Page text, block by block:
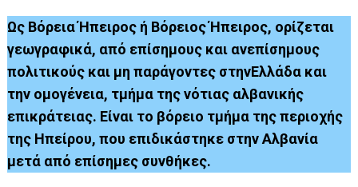
Ως Βόρεια Ήπειρος ή Βόρειος Ήπειρος, ορίζεται
γεωγραφικά, από επίσημους και ανεπίσημους
πολιτικούς και μη παράγοντες στηνΕλλάδα και
την ομογένεια, τμήμα της νότιας αλβανικής
επικράτειας. Είναι το βόρειο τμήμα της περιοχής
της Ηπείρου, που επιδικάστηκε στην Αλβανία
μετά από επίσημες συνθήκες.